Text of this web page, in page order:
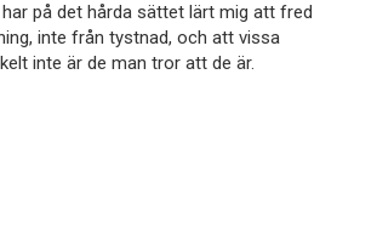
på det hårda sättet lärt mig att fred
inte från tystnad, och att vissa
inte är de man tror att de är.